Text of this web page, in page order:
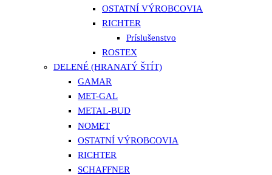
OSTATNÍ VÝROBCOVIA
RICHTER
Príslušenstvo
ROSTEX
DELENÉ (HRANATÝ ŠTÍT)
GAMAR
MET-GAL
METAL-BUD
NOMET
OSTATNÍ VÝROBCOVIA
RICHTER
SCHAFFNER